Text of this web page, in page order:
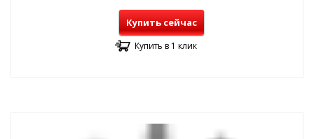
Купить сейчас
Купить в 1 клик